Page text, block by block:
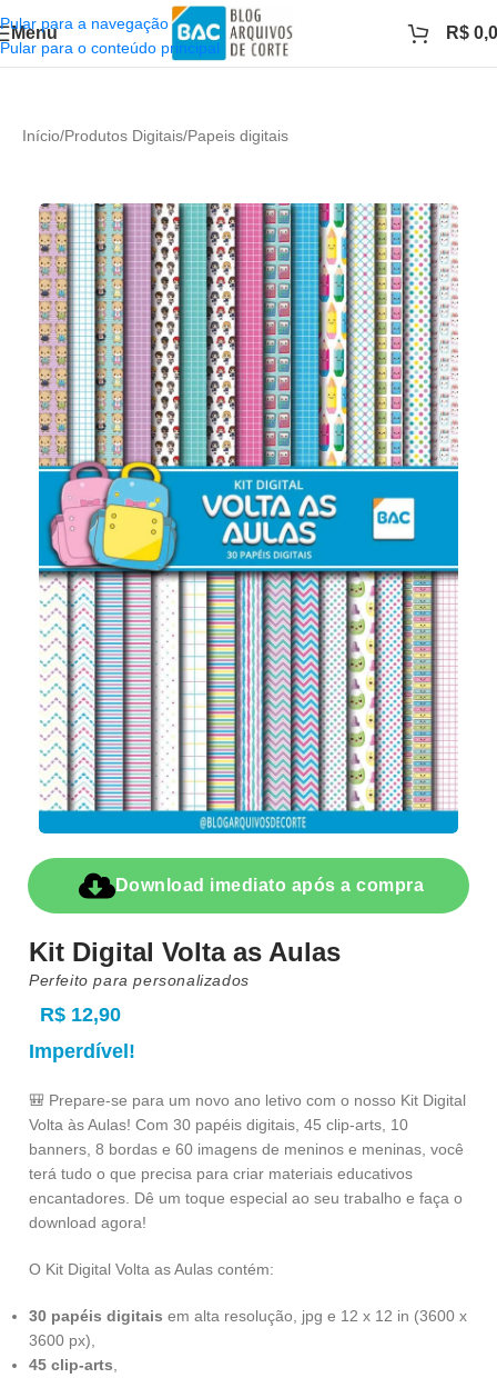
Pular para a navegação
Pular para o conteúdo principal
Menu R$
Início/Produtos Digitais/Papeis digitais
Download imediato após a compra
Kit Digital Volta as Aulas
Perfeito para personalizados
R$ 12,90
Imperdível!
🎒 Prepare-se para um novo ano letivo com o nosso Kit Digital
Volta às Aulas! Com 30 papéis digitais, 45 clip-arts, 10
banners, 8 bordas e 60 imagens de meninos e meninas, você
terá tudo o que precisa para criar materiais educativos
encantadores. Dê um toque especial ao seu trabalho e faça o
download agora!
O Kit Digital Volta as Aulas contém:
30 papéis digitais em alta resolução, jpg e 12 x 12 in (3600 x
3600 px),
45 clip-arts